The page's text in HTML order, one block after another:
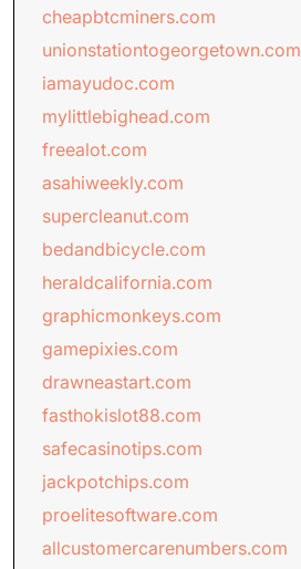
cheapbtcminers.com
unionstationtogeorgetown.com
iamayudoc.com
mylittlebighead.com
freealot.com
asahiweekly.com
supercleanut.com
bedandbicycle.com
heraldcalifornia.com
graphicmonkeys.com
gamepixies.com
drawneastart.com
fasthokislot88.com
safecasinotips.com
jackpotchips.com
proelitesoftware.com
allcustomercarenumbers.com